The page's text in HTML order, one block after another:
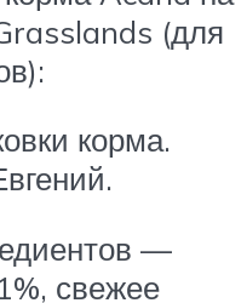
(для
корма.
—
свежее